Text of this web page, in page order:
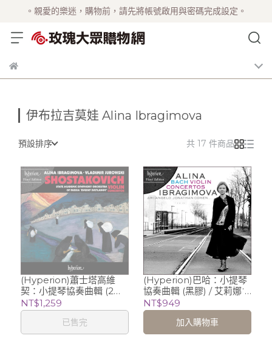
。親愛的樂迷，購物前，請先將帳號啟用與密碼完成設定。
伊布拉吉莫娃 Alina Ibragimova
預設排序 共 17 件商品
(Hyperion)蕭士塔高維
契：小提琴協奏曲輯 (2片
黑膠) / 艾莉娜‧伊布拉吉
莫娃 Alina Ibragimova
(小提琴)、尤洛夫斯基 (指
揮) 俄羅斯國立’史維特拉諾
NT$1,259
已售完
(Hyperion)巴哈：小提琴
協奏曲輯 (黑膠) / 艾莉娜˙
伊布拉吉莫娃 Alina
Ibragimova (小提琴)、強
納生‧柯漢 Jonathan
Cohen (指揮) 阿康傑羅合
NT$949
加入購物車